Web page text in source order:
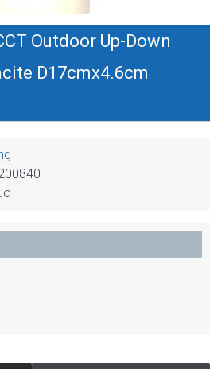
Outdoor Up-Down
D17cmx4.6cm